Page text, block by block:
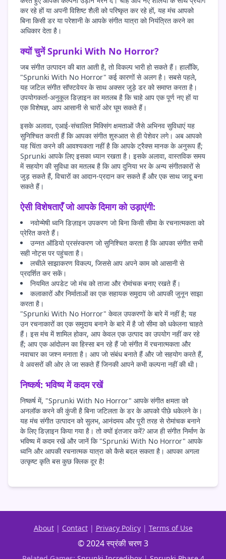
कर रहे हों या अपनी विशिष्ट शैली को परिष्कृत कर रहे हों, यह मंच आपको
बिना किसी डर या परेशानी के आपके संगीत यात्रा को नियंत्रित करने का
अधिकार देता है।
क्यों चुनें Sprunki With No Horror?
जब संगीत उत्पादन की बात आती है, तो विकल्प भारी हो सकते हैं। हालाँकि,
"Sprunki With No Horror" कई कारणों से अलग है। सबसे पहले,
यह जटिल संगीत सॉफ्टवेयर के साथ अक्सर जुड़े डर को समाप्त करता है।
उपयोगकर्ता-अनुकूल डिज़ाइन का मतलब है कि चाहे आप एक पूर्ण नए हों या
एक विशेषज्ञ, आप आसानी से चारों ओर घूम सकते हैं।
इसके अलावा, एआई-संचालित मिक्सिंग क्षमताओं जैसे अभिनव सुविधाएं यह
सुनिश्चित करती हैं कि आपका संगीत शुरुआत से ही पेशेवर लगे। अब आपको
यह चिंता करने की आवश्यकता नहीं है कि आपके ट्रैक्स मानक के अनुरूप हैं;
Sprunki आपके लिए इसका ध्यान रखता है। इसके अलावा, वास्तविक समय
में सहयोग की सुविधा का मतलब है कि आप दुनिया भर के अन्य संगीतकारों से
जुड़ सकते हैं, विचारों का आदान-प्रदान कर सकते हैं और एक साथ जादू बना
सकते हैं।
ऐसी विशेषताएँ जो आपके दिमाग को उड़ाएंगी:
नवोन्मेषी ध्वनि डिज़ाइन उपकरण जो बिना किसी सीमा के रचनात्मकता को
प्रेरित करते हैं।
उन्नत ऑडियो प्रसंस्करण जो सुनिश्चित करता है कि आपका संगीत सभी
सही नोट्स पर पहुंचता है।
लचीले साझाकरण विकल्प, जिससे आप अपने काम को आसानी से
प्रदर्शित कर सकें।
नियमित अपडेट जो मंच को ताजा और रोमांचक बनाए रखते हैं।
कलाकारों और निर्माताओं का एक सहायक समुदाय जो आपकी जुनून साझा
करता है।
"Sprunki With No Horror" केवल उपकरणों के बारे में नहीं है; यह
उन रचनाकारों का एक समुदाय बनाने के बारे में है जो सीमा को धकेलना चाहते
हैं। इस मंच में शामिल होकर, आप केवल एक उत्पाद का उपयोग नहीं कर रहे
हैं; आप एक आंदोलन का हिस्सा बन रहे हैं जो संगीत में रचनात्मकता और
नवाचार का जश्न मनाता है। आप जो संबंध बनाते हैं और जो सहयोग करते हैं,
वे अवसरों की ओर ले जा सकते हैं जिनकी आपने कभी कल्पना नहीं की थी।
निष्कर्ष: भविष्य में कदम रखें
निष्कर्ष में, "Sprunki With No Horror" आपके संगीत क्षमता को
अनलॉक करने की कुंजी है बिना जटिलता के डर के आपको पीछे धकेलने के।
यह मंच संगीत उत्पादन को सुलभ, आनंदमय और पूरी तरह से रोमांचक बनाने
के लिए डिज़ाइन किया गया है। तो क्यों इंतजार करें? आज ही संगीत निर्माण के
भविष्य में कदम रखें और जानें कि "Sprunki With No Horror" आपके
ध्वनि और आपकी रचनात्मक यात्रा को कैसे बदल सकता है। आपका अगला
उत्कृष्ट कृति बस कुछ क्लिक दूर है!
About| Contact| Privacy Policy| Terms of Use
© 2024 स्प्रंकी चरण 3